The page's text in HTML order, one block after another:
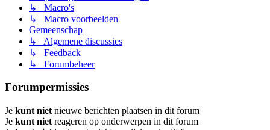
↳ Macro's
↳ Macro voorbeelden
Gemeenschap
↳ Algemene discussies
↳ Feedback
↳ Forumbeheer
Forumpermissies
Je kunt niet nieuwe berichten plaatsen in dit forum
Je kunt niet reageren op onderwerpen in dit forum